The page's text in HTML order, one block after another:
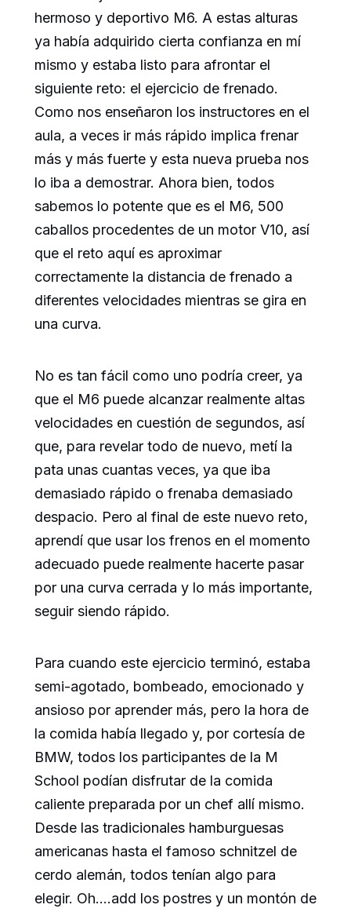
hermoso y deportivo M6. A estas alturas
ya había adquirido cierta confianza en mí
mismo y estaba listo para afrontar el
siguiente reto: el ejercicio de frenado.
Como nos enseñaron los instructores en el
aula, a veces ir más rápido implica frenar
más y más fuerte y esta nueva prueba nos
lo iba a demostrar. Ahora bien, todos
sabemos lo potente que es el M6, 500
caballos procedentes de un motor V10, así
que el reto aquí es aproximar
correctamente la distancia de frenado a
diferentes velocidades mientras se gira en
una curva.
No es tan fácil como uno podría creer, ya
que el M6 puede alcanzar realmente altas
velocidades en cuestión de segundos, así
que, para revelar todo de nuevo, metí la
pata unas cuantas veces, ya que iba
demasiado rápido o frenaba demasiado
despacio. Pero al final de este nuevo reto,
aprendí que usar los frenos en el momento
adecuado puede realmente hacerte pasar
por una curva cerrada y lo más importante,
seguir siendo rápido.
Para cuando este ejercicio terminó, estaba
semi-agotado, bombeado, emocionado y
ansioso por aprender más, pero la hora de
la comida había llegado y, por cortesía de
BMW, todos los participantes de la M
School podían disfrutar de la comida
caliente preparada por un chef allí mismo.
Desde las tradicionales hamburguesas
americanas hasta el famoso schnitzel de
cerdo alemán, todos tenían algo para
elegir. Oh….add los postres y un montón de